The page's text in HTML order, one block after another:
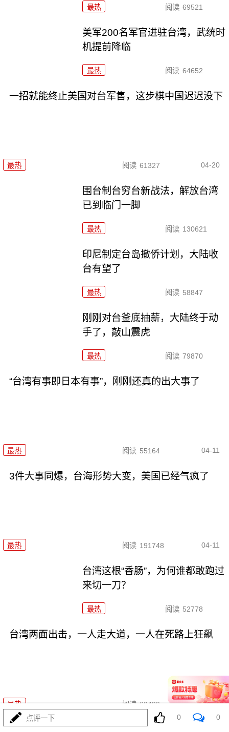
最热 阅读 69521
美军200名军官进驻台湾，武统时
机提前降临
最热 阅读 64652
一招就能终止美国对台军售，这步棋中国迟迟没下
最热 阅读 61327 04-20
围台制台穷台新战法，解放台湾
已到临门一脚
最热 阅读 130621
印尼制定台岛撤侨计划，​大陆收
台有望了
最热 阅读 58847
刚刚对台釜底抽薪，大陆终于动
手了，敲山震虎
最热 阅读 79870
“台湾有事即日本有事”，刚刚还真的出大事了
最热 阅读 55164 04-11
3件大事同爆，台海形势大变，美国已经气疯了
最热 阅读 191748 04-11
台湾这根“香肠”，为何谁都敢跑过
来切一刀？
最热 阅读 52778
台湾两面出击，一人走大道，一人在死路上狂飙
最热 阅读 60499 03-28
台湾传来大消息，大陆对台主动
点评一下 0 0